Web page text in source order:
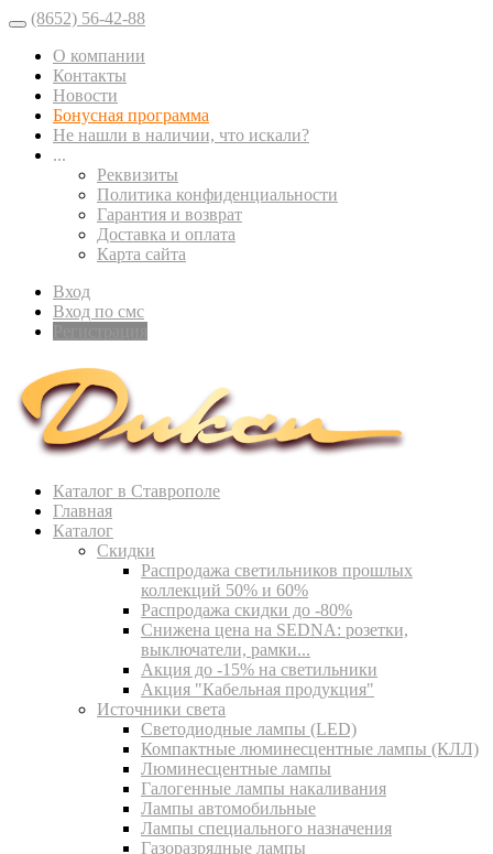
(8652) 56-42-88
О компании
Контакты
Новости
Бонусная программа
Не нашли в наличии, что искали?
...
Реквизиты
Политика конфиденциальности
Гарантия и возврат
Доставка и оплата
Карта сайта
Вход
Вход по смс
Каталог в Ставрополе
Главная
Каталог
Скидки
Распродажа светильников прошлых
коллекций 50% и 60%
Распродажа скидки до -80%
Cнижена цена на SEDNA: розетки,
выключатели, рамки...
Акция до -15% на светильники
Акция "Кабельная продукция"
Источники света
Светодиодные лампы (LED)
Компактные люминесцентные лампы (КЛЛ)
Люминесцентные лампы
Галогенные лампы накаливания
Лампы автомобильные
Лампы специального назначения
Газоразрядные лампы